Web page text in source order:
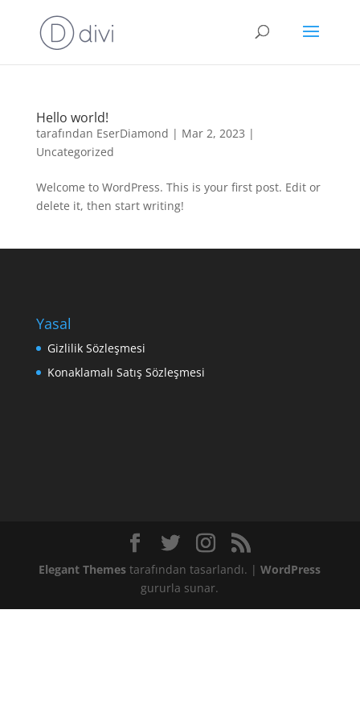
Hello world!
tarafından EserDiamond | Mar 2, 2023 |
Uncategorized
Welcome to WordPress. This is your first post. Edit or
delete it, then start writing!
Yasal
Gizlilik Sözleşmesi
Konaklamalı Satış Sözleşmesi
Elegant Themes tarafından tasarlandı. |WordPress
gururla sunar.